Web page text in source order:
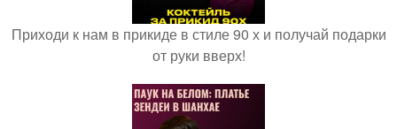
Приходи к нам в прикиде в стиле 90 х и получай подарки
от руки вверх!